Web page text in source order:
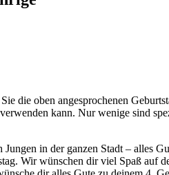
die oben angesprochenen
kann. Nur wenige sind
in der ganzen Stadt – alles
Wir wünschen dir viel Spaß auf